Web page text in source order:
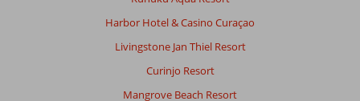
Harbor Hotel & Casino Curaçao
Livingstone Jan Thiel Resort
Curinjo Resort
Mangrove Beach Resort